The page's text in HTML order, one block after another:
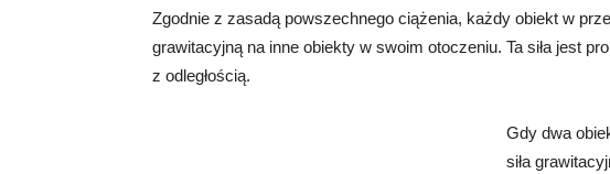
Zgodnie z zasadą powszechnego ciążenia, każdy obiekt w
grawitacyjną na inne obiekty w swoim otoczeniu. Ta siła jest
z odległością.
Gdy dwa
siła